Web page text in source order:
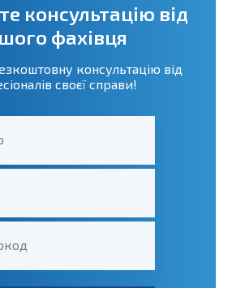
консультацію від
фахівця
консультацію від
своєї справи!